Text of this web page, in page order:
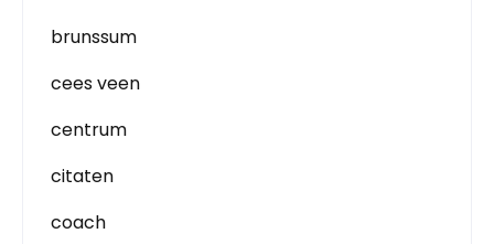
brunssum
cees veen
centrum
citaten
coach